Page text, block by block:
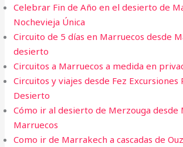
Celebrar Fin de Año en el desierto de
Nochevieja Única
Circuito de 5 días en Marruecos desde
desierto
Circuitos a Marruecos a medida en
Circuitos y viajes desde Fez Excursiones
Desierto
Cómo ir al desierto de Merzouga desde
Marruecos
Como ir de Marrakech a cascadas de